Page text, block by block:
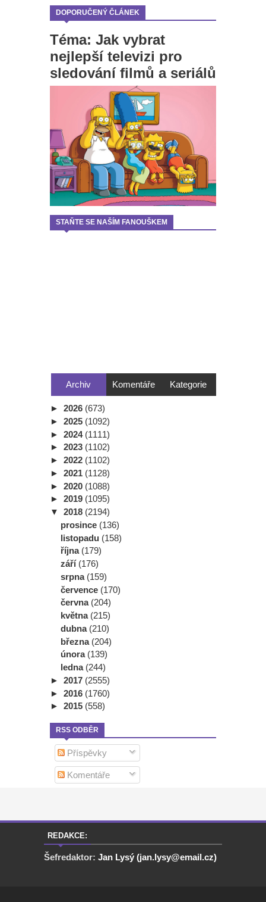
DOPORUČENÝ ČLÁNEK
Téma: Jak vybrat
nejlepší televizi pro
sledování filmů a seriálů
STAŇTE SE NAŠÍM FANOUŠKEM
Archiv Komentáře Kategorie
► 2026 (673)
► 2025 (1092)
► 2024 (1111)
► 2023 (1102)
► 2022 (1102)
► 2021 (1128)
► 2020 (1088)
► 2019 (1095)
▼ 2018 (2194)
prosince (136)
listopadu (158)
října (179)
září (176)
srpna (159)
července (170)
června (204)
května (215)
dubna (210)
března (204)
února (139)
ledna (244)
► 2017 (2555)
► 2016 (1760)
► 2015 (558)
RSS ODBĚR
Příspěvky
Komentáře
REDAKCE:
Šefredaktor: Jan Lysý (jan.lysy@email.cz)